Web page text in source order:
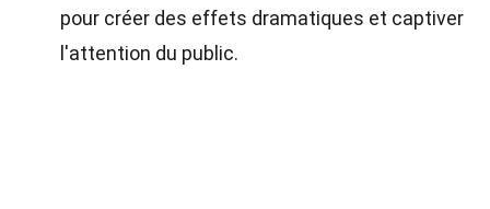
pour créer des effets dramatiques et captiver
l'attention du public.